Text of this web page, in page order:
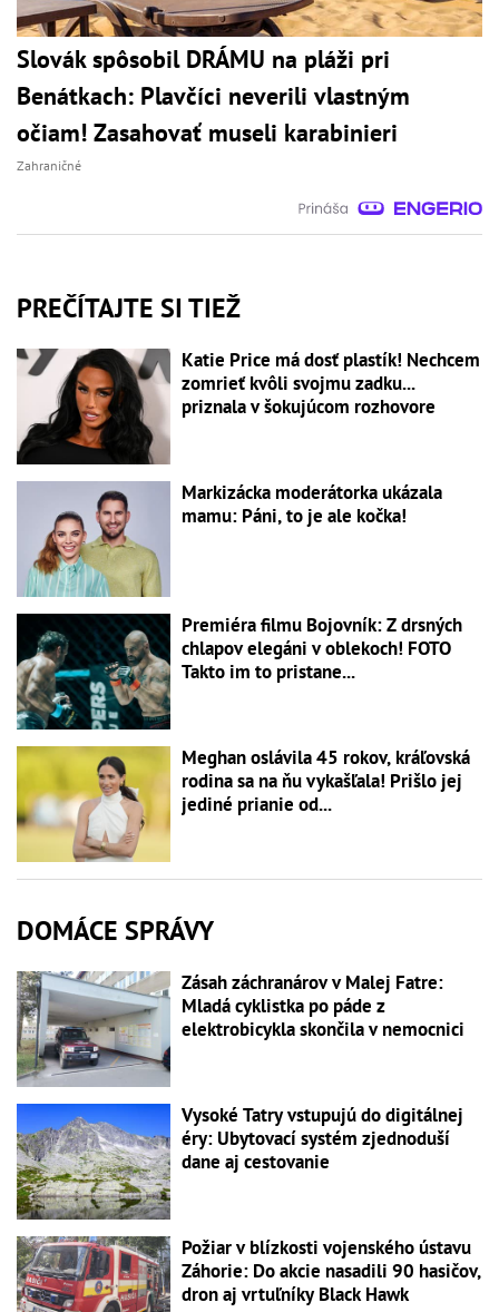
Slovák spôsobil DRÁMU na pláži pri
Benátkach: Plavčíci neverili vlastným
očiam! Zasahovať museli karabinieri
Zahraničné
PREČÍTAJTE SI TIEŽ
Katie Price má dosť plastík! Nechcem
zomrieť kvôli svojmu zadku...
priznala v šokujúcom rozhovore
Markizácka moderátorka ukázala
mamu: Páni, to je ale kočka!
Premiéra filmu Bojovník: Z drsných
chlapov elegáni v oblekoch! FOTO
Takto im to pristane...
Meghan oslávila 45 rokov, kráľovská
rodina sa na ňu vykašľala! Prišlo jej
jediné prianie od...
DOMÁCE SPRÁVY
Zásah záchranárov v Malej Fatre:
Mladá cyklistka po páde z
elektrobicykla skončila v nemocnici
Vysoké Tatry vstupujú do digitálnej
éry: Ubytovací systém zjednoduší
dane aj cestovanie
Požiar v blízkosti vojenského ústavu
Záhorie: Do akcie nasadili 90 hasičov,
dron aj vrtuľníky Black Hawk